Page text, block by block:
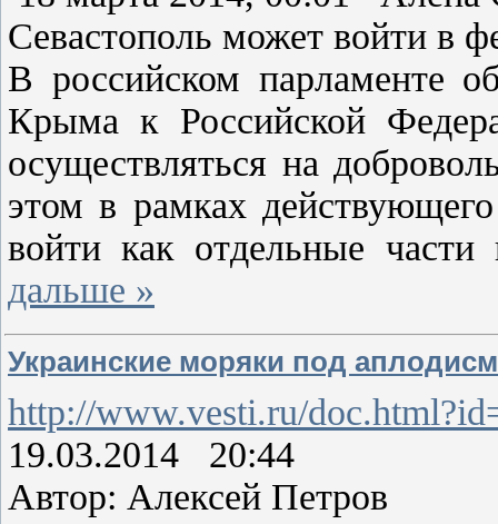
Севастополь может войти в
В российском парламенте
Крыма к Российской
осуществляться на
этом в рамках действующего
войти как отдельные части
дальше »
Украинские моряки под
http://www.vesti.ru/
19.03.2014 20:44
Автор: Алексей Петров